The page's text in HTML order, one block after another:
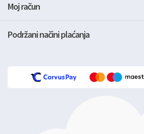
Moj račun
Podržani načini plaćanja